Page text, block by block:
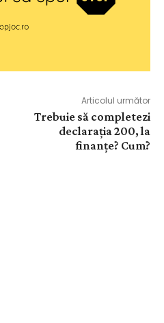
Articolul următor
Trebuie să completezi
declarația 200, la
finanțe? Cum?